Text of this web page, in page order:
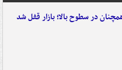
در سطوح بالا؛ بازار قفل شد